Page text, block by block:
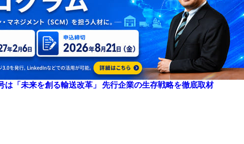
は「未来を創る輸送改革」 先行企業の生存戦略を徹底取材